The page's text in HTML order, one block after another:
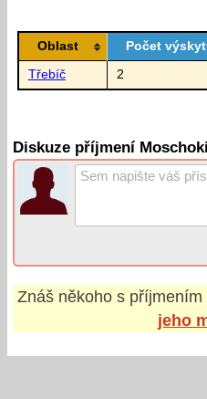
Oblast Počet
Třebíč 2
Diskuze příjmení
Znáš někoho s příjmením
jeho